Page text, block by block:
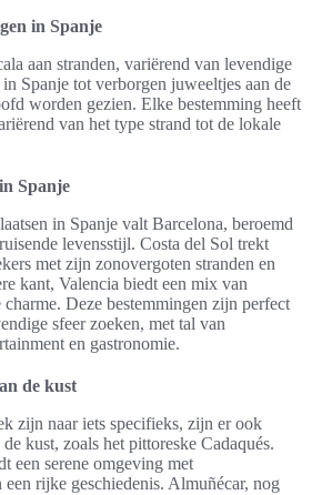
in Spanje
aan stranden, variërend van levendige
Spanje tot verborgen juweeltjes aan de
worden gezien. Elke bestemming heeft
van het type strand tot de lokale
Spanje
in Spanje valt Barcelona, beroemd
levensstijl. Costa del Sol trekt
met zijn zonovergoten stranden en
kant, Valencia biedt een mix van
charme. Deze bestemmingen zijn perfect
sfeer zoeken, met tal van
en gastronomie.
de kust
zijn naar iets specifieks, zijn er ook
kust, zoals het pittoreske Cadaqués.
een serene omgeving met
rijke geschiedenis. Almuñécar, nog